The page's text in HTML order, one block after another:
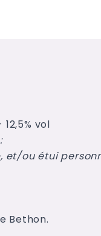
vol
et/ou étui
Bethon.